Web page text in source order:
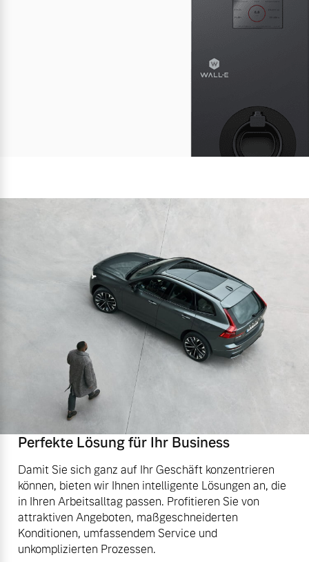
Perfekte Lösung für Ihr Business
Damit Sie sich ganz auf Ihr Geschäft konzentrieren
können, bieten wir Ihnen intelligente Lösungen an, die
in Ihren Arbeitsalltag passen. Profitieren Sie von
attraktiven Angeboten, maßgeschneiderten
Konditionen, umfassendem Service und
unkomplizierten Prozessen.